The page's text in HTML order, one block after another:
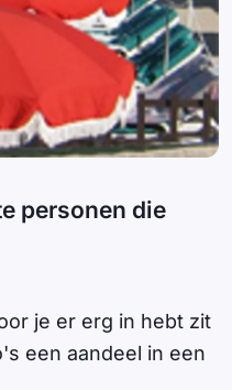
personen die
je er erg in hebt zit
een aandeel in een